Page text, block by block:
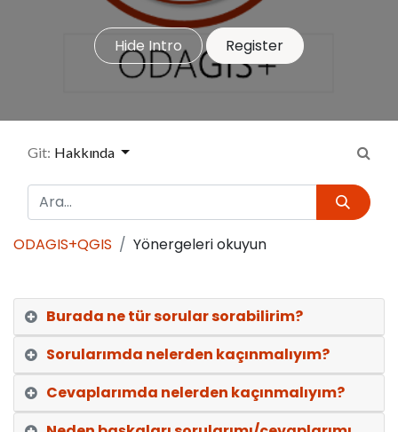
Hide Intro Register
Git: Hakkında
ODAGIS+QGIS Yönergeleri okuyun
Burada ne tür sorular sorabilirim?
Sorularımda nelerden kaçınmalıyım?
Cevaplarımda nelerden kaçınmalıyım?